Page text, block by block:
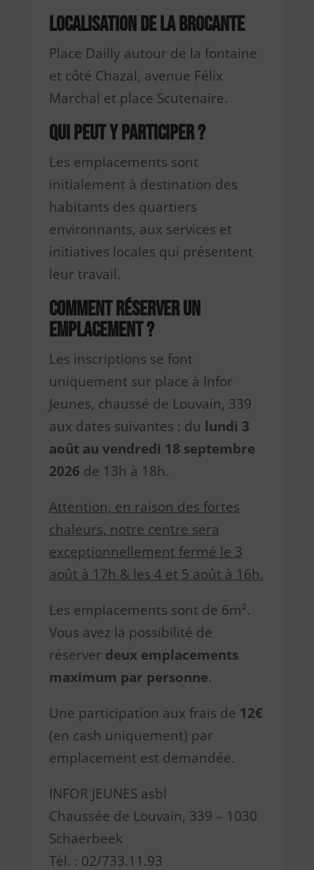
Localisation de la Brocante
Place Dailly autour de la fontaine
et côté Chazal, avenue Félix
Marchal et place Scutenaire.
Qui peut y participer ?
Les emplacements sont
initialement à destination des
habitants des quartiers
environnants, aux services et
initiatives locales qui présentent
leur travail.
Comment réserver un
emplacement ?
Les inscriptions se font
uniquement sur place à Infor
Jeunes, chaussé de Louvain, 339
aux dates suivantes : du lundi 3
août au vendredi 18 septembre
2026 de 13h à 18h.
Attention, en raison des fortes
chaleurs, notre centre sera
exceptionnellement fermé le 3
août à 17h & les 4 et 5 août à 16h.
Les emplacements sont de 6m².
Vous avez la possibilité de
réserver deux emplacements
maximum par personne.
Une participation aux frais de 12€
(en cash uniquement) par
emplacement est demandée.
INFOR JEUNES asbl
Chaussée de Louvain, 339 – 1030
Schaerbeek
Tél. : 02/733.11.93